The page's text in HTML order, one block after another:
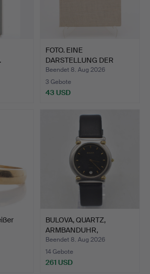
FOTO. EINE
DARSTELLUNG DER
REPUBLIKEN DER …
Beendet 8. Aug 2026
3 Gebote
43 USD
BULOVA, QUARTZ,
ARMBANDUHR,
GEBÜRSTETER ED…
Beendet 8. Aug 2026
14 Gebote
261 USD